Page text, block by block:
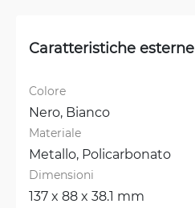
Caratteristiche esterne
Colore
Nero, Bianco
Materiale
Metallo, Policarbonato
Dimensioni
137 x 88 x 38.1 mm